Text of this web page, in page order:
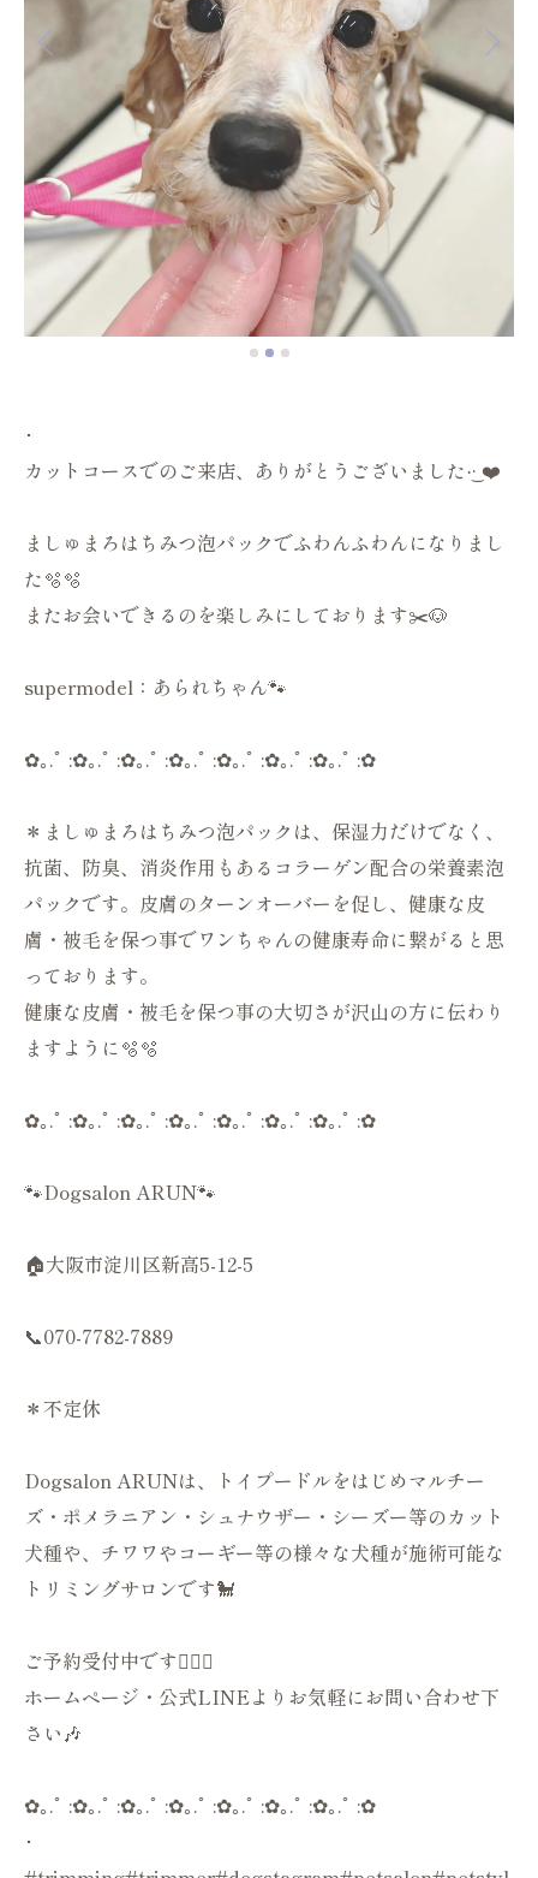
･
カットコースでのご来店、ありがとうございました‪·͜· ❤️
ましゅまろはちみつ泡パックでふわんふわんになりまし
た🫧🫧
またお会いできるのを楽しみにしております✂️🐶
supermodel：あられちゃん🐾
✿｡.ﾟ :✿｡.ﾟ :✿｡.ﾟ :✿｡.ﾟ :✿｡.ﾟ :✿｡.ﾟ :✿｡.ﾟ :✿
＊ましゅまろはちみつ泡パックは、保湿力だけでなく、
抗菌、防臭、消炎作用もあるコラーゲン配合の栄養素泡
パックです。皮膚のターンオーバーを促し、健康な皮
膚・被毛を保つ事でワンちゃんの健康寿命に繋がると思
っております。
健康な皮膚・被毛を保つ事の大切さが沢山の方に伝わり
ますように🫧🫧
✿｡.ﾟ :✿｡.ﾟ :✿｡.ﾟ :✿｡.ﾟ :✿｡.ﾟ :✿｡.ﾟ :✿｡.ﾟ :✿
🐾Dogsalon ARUN🐾
🏠大阪市淀川区新高5-12-5
📞070-7782-7889
＊不定休
Dogsalon ARUNは、トイプードルをはじめマルチー
ズ・ポメラニアン・シュナウザー・シーズー等のカット
犬種や、チワワやコーギー等の様々な犬種が施術可能な
トリミングサロンです🐩
ご予約受付中です💁🏻‍♀️
ホームページ・公式LINEよりお気軽にお問い合わせ下
さい🎶
✿｡.ﾟ :✿｡.ﾟ :✿｡.ﾟ :✿｡.ﾟ :✿｡.ﾟ :✿｡.ﾟ :✿｡.ﾟ :✿
･